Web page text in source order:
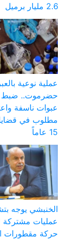
2.6 مليار برميل
عملية نوعية
حضرموت.. ضبط
عبوات ناسفة
مطلوب في
15 عاماً
الخنبشي يوجه
عمليات مشتركة
حركة مقطورات